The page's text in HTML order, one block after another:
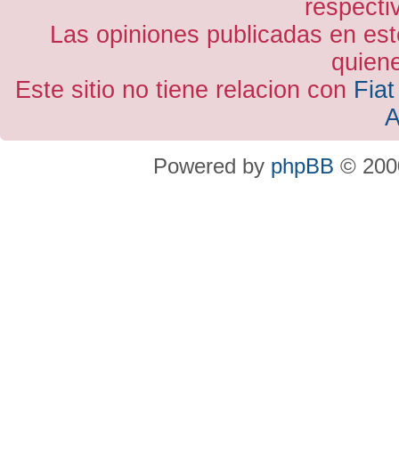
Las opiniones publicadas en
Este sitio no tiene relacion con
Powered by phpBB ©